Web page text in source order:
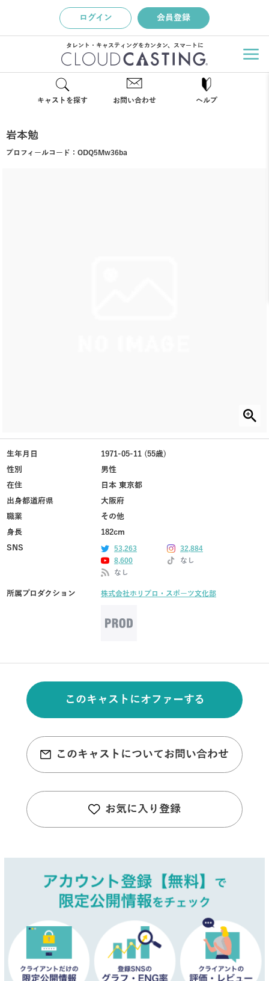
ログイン 会員登録
タレント・キャスティングをカンタン、スマートに
キャストを探す お問い合わせ ヘルプ
岩本勉
プロフィールコード： ODQ5Mw36ba
生年月日
1971-05-11 (55歳)
性別
男性
在住
日本 東京都
出身都道府県
大阪府
職業
その他
身長
182cm
SNS
53,263
32,884
8,600
なし
なし
所属プロダクション 株式会社ホリプロ・スポーツ文化部
このキャストにオファーする
このキャストについてお問い合わせ
お気に入り登録